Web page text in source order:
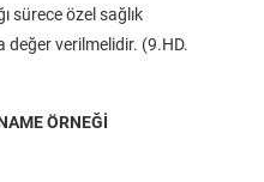
sürece özel sağlık
değer verilmelidir. (9.HD.
ÖRNEĞİ